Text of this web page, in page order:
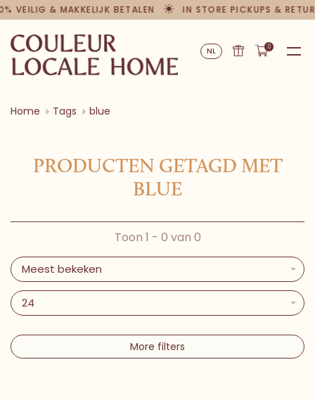
VEILIG & MAKKELIJK BETALEN IN STORE PICKUPS &
NL 0
Home Tags blue
PRODUCTEN GETAGD MET
BLUE
Toon 1 - 0 van 0
Meest bekeken
24
More filters